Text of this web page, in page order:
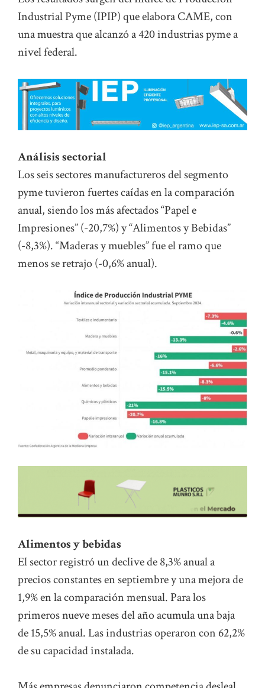
Industrial Pyme (IPIP) que elabora CAME, con
una muestra que alcanzó a 420 industrias pyme a
nivel federal.
Análisis sectorial
Los seis sectores manufactureros del segmento
pyme tuvieron fuertes caídas en la comparación
anual, siendo los más afectados “Papel e
Impresiones” (-20,7%) y “Alimentos y Bebidas”
(-8,3%). “Maderas y muebles” fue el ramo que
menos se retrajo (-0,6% anual).
Alimentos y bebidas
El sector registró un declive de 8,3% anual a
precios constantes en septiembre y una mejora de
1,9% en la comparación mensual. Para los
primeros nueve meses del año acumula una baja
de 15,5% anual. Las industrias operaron con 62,2%
de su capacidad instalada.